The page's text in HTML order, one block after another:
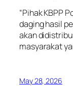
“Pihak KBPP
daging hasil
akan
masyarakat
May 28, 2026